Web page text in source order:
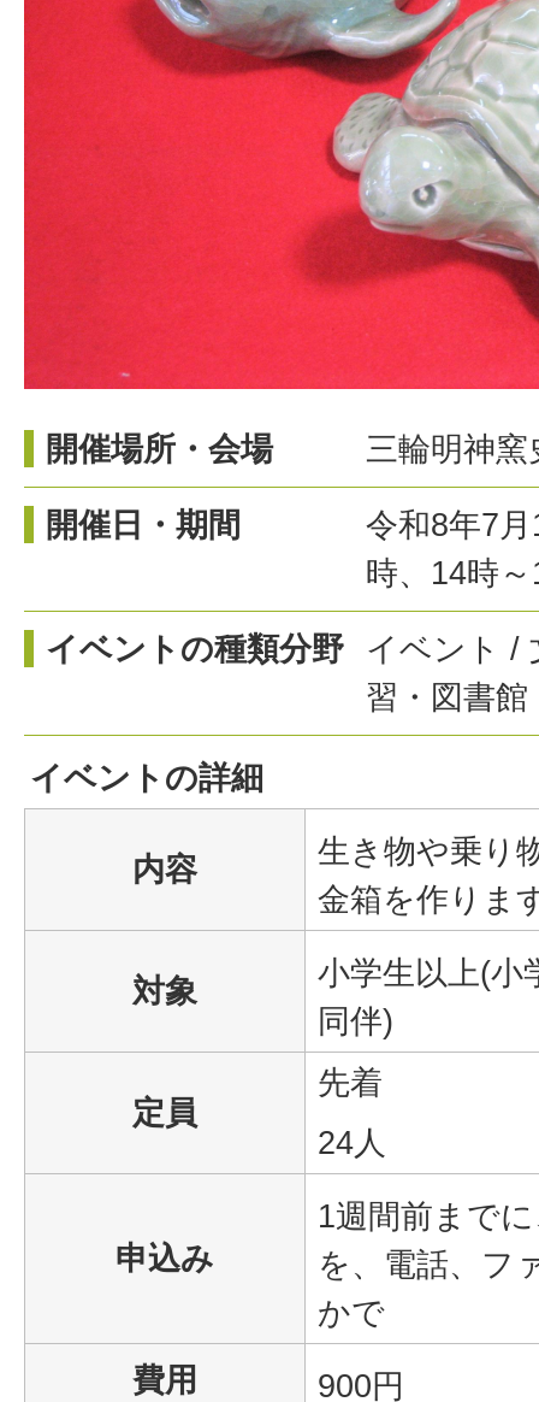
開催場所・会場 三輪明神窯
開催日・期間
令和8年7
時、14時
イベントの種類分野
イベント /
習・図書
イベントの詳細
内容
生き物や乗り
金箱を作りま
対象
小学生以上(小
同伴)
定員
先着
24人
申込み
1週間前まで
を、電話、フ
かで
費用
900円